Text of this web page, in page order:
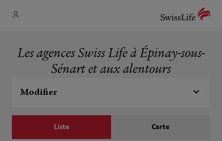
Les agences Swiss Life à Épinay-sous-
Sénart et aux alentours
Modifier
Liste Carte